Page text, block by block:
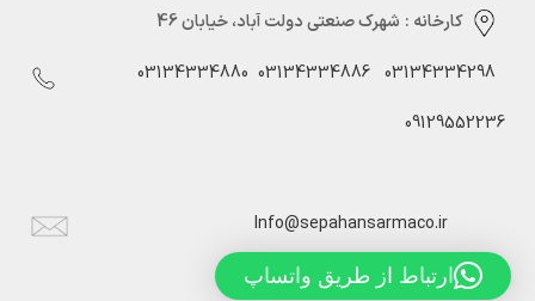
کارخانه : شهرک صنعتی دولت آباد، خیابان 46
03134334298
03134334886
03134334880
09129552236
Info@sepahansarmaco.ir
ارتباط از طریق واتساپ